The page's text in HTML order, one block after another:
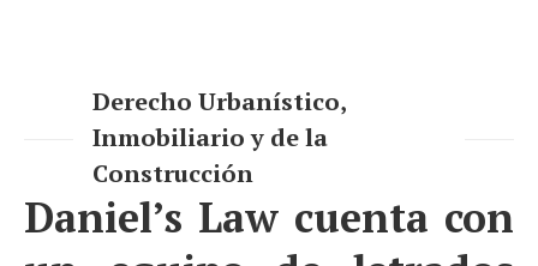
Derecho Urbanístico,
Inmobiliario y de la
Construcción
Daniel’s Law cuenta con